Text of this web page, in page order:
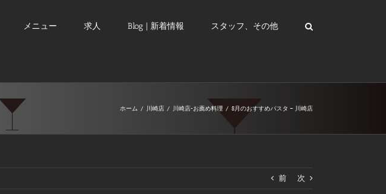
メニュー 求人 Blog | 新着情報 スタッフ、その他
ホーム / 川崎店 / 川崎店-お薦め料理 / 8月のおすすめパスタ – 川崎店
前 次